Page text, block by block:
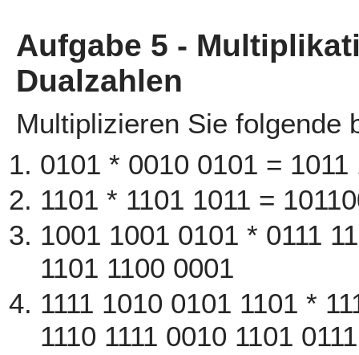
Aufgabe 5 -
Dualzahlen
Multiplizieren Sie folgende
0101 * 0010 0101 = 1011
1101 * 1101 1011 =
1001 1001 0101 * 0111
1101 1100 0001
1111 1010 0101 1101 *
1110 1111 0010 1101